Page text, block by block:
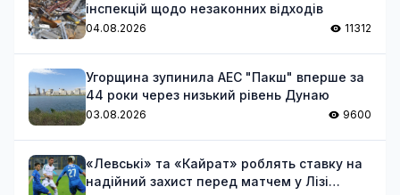
інспекцій щодо незаконних відходів
04.08.2026 11312
Угорщина зупинила АЕС "Пакш" вперше за
44 роки через низький рівень Дунаю
03.08.2026 9600
«Левські» та «Кайрат» роблять ставку на
надійний захист перед матчем у Лізі